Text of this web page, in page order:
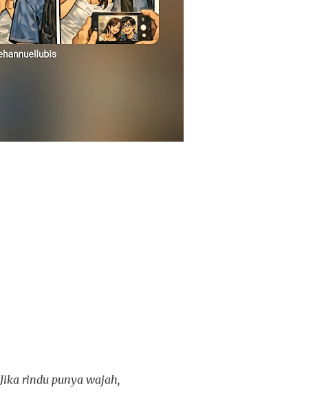
Jika rindu punya wajah,